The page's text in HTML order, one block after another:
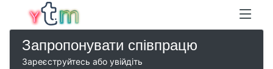
Запропонувати співпрацю
Зареєструйтесь або увійдіть